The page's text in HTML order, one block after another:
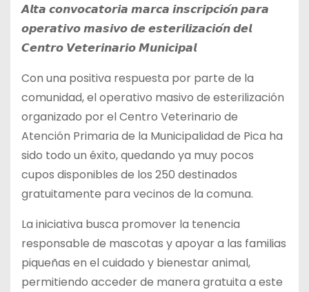
𝘼𝙡𝙩𝙖 𝙘𝙤𝙣𝙫𝙤𝙘𝙖𝙩𝙤𝙧𝙞𝙖 𝙢𝙖𝙧𝙘𝙖 𝙞𝙣𝙨𝙘𝙧𝙞𝙥𝙘𝙞𝙤́𝙣 𝙥𝙖𝙧𝙖
𝙤𝙥𝙚𝙧𝙖𝙩𝙞𝙫𝙤 𝙢𝙖𝙨𝙞𝙫𝙤 𝙙𝙚 𝙚𝙨𝙩𝙚𝙧𝙞𝙡𝙞𝙯𝙖𝙘𝙞𝙤́𝙣 𝙙𝙚𝙡
𝘾𝙚𝙣𝙩𝙧𝙤 𝙑𝙚𝙩𝙚𝙧𝙞𝙣𝙖𝙧𝙞𝙤 𝙈𝙪𝙣𝙞𝙘𝙞𝙥𝙖𝙡
Con una positiva respuesta por parte de la
comunidad, el operativo masivo de esterilización
organizado por el Centro Veterinario de
Atención Primaria de la Municipalidad de Pica ha
sido todo un éxito, quedando ya muy pocos
cupos disponibles de los 250 destinados
gratuitamente para vecinos de la comuna.
La iniciativa busca promover la tenencia
responsable de mascotas y apoyar a las familias
piqueñas en el cuidado y bienestar animal,
permitiendo acceder de manera gratuita a este